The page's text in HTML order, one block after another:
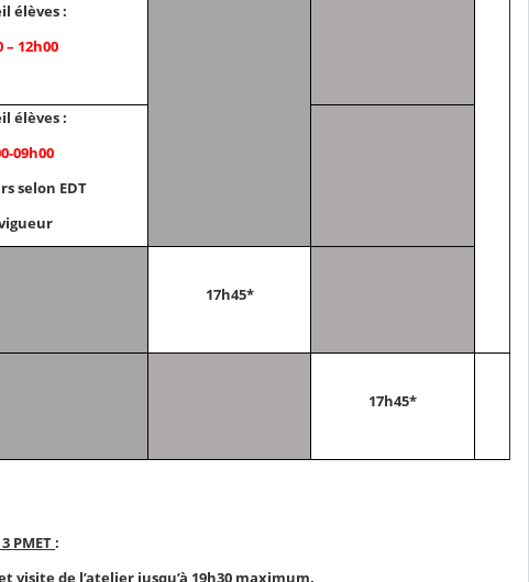
élèves :
– 12h00
élèves :
09h00
selon EDT
17h45*
17h45*
PMET:
visite de l’atelier jusqu’à 19h30 maximum.